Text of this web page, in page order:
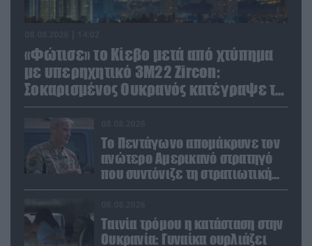
«Φώτισε» το Κίεβο μετά από χτύπημα
με υπερηχητικό 3M22 Zircon:
Σοκαρισμένος Ουκρανός κατέγραψε τη
στιγμή (βίντεο)
Το Πεντάγωνο απομάκρυνε τον
ανώτερο Αμερικανό στρατηγό
που συντόνιζε τη στρατιωτική
βοήθεια προς την Ουκρανία
Ταινία τρόμου η κατάσταση στην
Ουκρανία: Γυναίκα ουρλιάζει